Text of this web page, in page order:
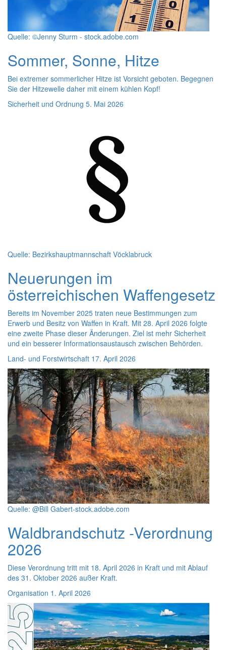
Quelle: ©Jenny Sturm - stock.adobe.com
Sommer, Sonne, Hitze
Bei extremer sommerlicher Hitze ist Vorsicht geboten. Begegnen
Sie der Hitzewelle daher mit einem kühlen Kopf!
Sicherheit und Ordnung 5. Mai 2026
Quelle: Bezirkshauptmannschaft Vöcklabruck
Neuerungen im
österreichischen Waffengesetz
Bereits im November 2025 traten neue Bestimmungen zum
Erwerb und Besitz von Waffen in Kraft. Mit 28. April 2026 folgte
eine zweite Phase dieser Änderungen. Ziel ist mehr Sicherheit
und ein besserer Informationsaustausch zwischen Behörden.
Land- und Forstwirtschaft 17. April 2026
Quelle: @Bill Gabert-stock.adobe.com
Waldbrandschutz -Verordnung
2026
Diese Verordnung tritt mit 18. April 2026 in Kraft und mit Ablauf
des 31. Oktober 2026 außer Kraft.
Organisation 1. April 2026